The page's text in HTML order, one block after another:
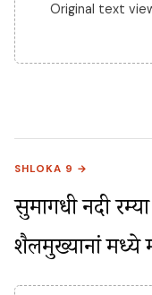
Original text
SHLOKA 9 →
सुमागधी नदी
शैलमुख्यानां मध्ये